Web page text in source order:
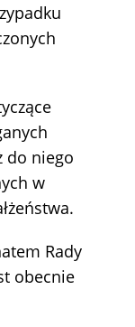
do niego
w
Rady
obecnie